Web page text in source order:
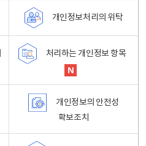
개인정보처리의 위탁
처리하는 개인정보 항목
개인정보의 안전성
확보조치